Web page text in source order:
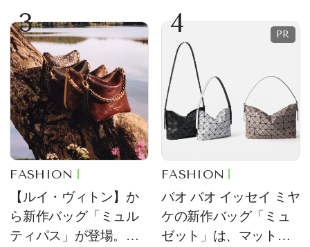
3
FASHION
【ルイ・ヴィトン】か
ら新作バッグ「ミュル
ティパス」が登場。ミ
4
FASHION
バオ バオ イッセイ ミヤ
ケの新作バッグ「ミュ
ゼット」は、マットな